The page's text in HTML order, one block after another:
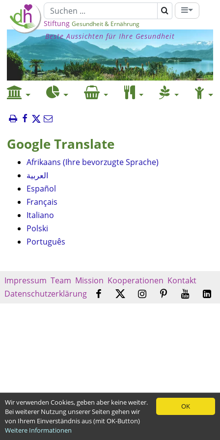
Stiftung Gesundheit & Ernährung
Beste Aussichten für Ihre Gesundheit
Google Translate
Afrikaans (Ihre bevorzugte Sprache)
العربية
Español
Français
Italiano
Polski
Português
Impressum Team Mission Kooperationen Kontakt
Datenschutzerklärung
OK
Wir verwenden Cookies, geben aber keine weiter.
Bei weiterer Nutzung unserer Seiten gehen wir
von Ihrem Einverständnis aus (mit OK-Button)
Weitere Informationen